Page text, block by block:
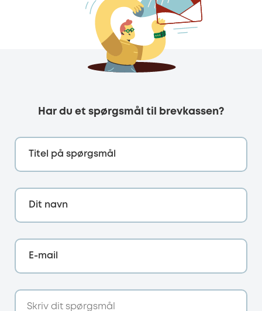
Har du et spørgsmål til brevkassen?
Titel på spørgsmål
Dit navn
E-mail